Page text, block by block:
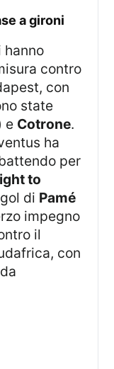
a gironi
contro
con
state
e Cotrone.
ha
per
to
di Pamé
impegno
il
con